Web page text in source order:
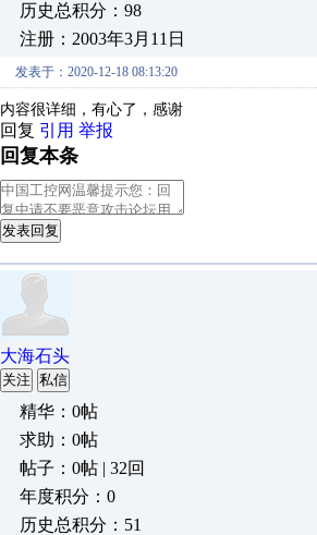
历史总积分：98
注册：2003年3月11日
发表于：2020-12-18 08:13:20
内容很详细，有心了，感谢
回复 引用 举报
回复本条
发表回复
大海石头
关注 私信
精华：0帖
求助：0帖
帖子：0帖 | 32回
年度积分：0
历史总积分：51